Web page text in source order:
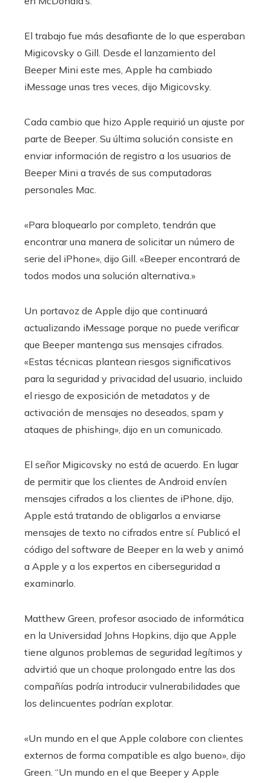
El trabajo fue más desafiante de lo que esperaban
Migicovsky o Gill. Desde el lanzamiento del
Beeper Mini este mes, Apple ha cambiado
iMessage unas tres veces, dijo Migicovsky.
Cada cambio que hizo Apple requirió un ajuste por
parte de Beeper. Su última solución consiste en
enviar información de registro a los usuarios de
Beeper Mini a través de sus computadoras
personales Mac.
«Para bloquearlo por completo, tendrán que
encontrar una manera de solicitar un número de
serie del iPhone», dijo Gill. «Beeper encontrará de
todos modos una solución alternativa.»
Un portavoz de Apple dijo que continuará
actualizando iMessage porque no puede verificar
que Beeper mantenga sus mensajes cifrados.
«Estas técnicas plantean riesgos significativos
para la seguridad y privacidad del usuario, incluido
el riesgo de exposición de metadatos y de
activación de mensajes no deseados, spam y
ataques de phishing», dijo en un comunicado.
El señor Migicovsky no está de acuerdo. En lugar
de permitir que los clientes de Android envíen
mensajes cifrados a los clientes de iPhone, dijo,
Apple está tratando de obligarlos a enviarse
mensajes de texto no cifrados entre sí. Publicó el
código del software de Beeper en la web y animó
a Apple y a los expertos en ciberseguridad a
examinarlo.
Matthew Green, profesor asociado de informática
en la Universidad Johns Hopkins, dijo que Apple
tiene algunos problemas de seguridad legítimos y
advirtió que un choque prolongado entre las dos
compañías podría introducir vulnerabilidades que
los delincuentes podrían explotar.
«Un mundo en el que Apple colabore con clientes
externos de forma compatible es algo bueno», dijo
Green. “Un mundo en el que Beeper y Apple